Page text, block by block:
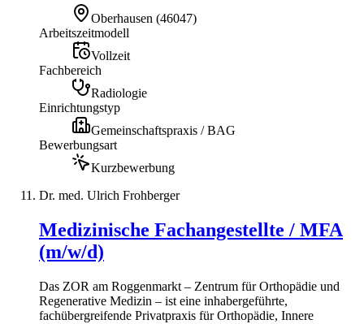
Oberhausen (46047)
Arbeitszeitmodell
Vollzeit
Fachbereich
Radiologie
Einrichtungstyp
Gemeinschaftspraxis / BAG
Bewerbungsart
Kurzbewerbung
Dr. med. Ulrich Frohberger
Medizinische Fachangestellte / MFA
(m/w/d)
Das ZOR am Roggenmarkt – Zentrum für Orthopädie und
Regenerative Medizin – ist eine inhabergeführte,
fachübergreifende Privatpraxis für Orthopädie, Innere